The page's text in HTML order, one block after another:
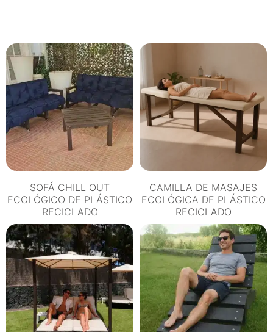
DE
RECICLADO
cantidad
SOFÁ CHILL OUT
ECOLÓGICO DE PLÁSTICO
RECICLADO
CAMILLA DE MASAJES
ECOLÓGICA DE PLÁSTICO
RECICLADO